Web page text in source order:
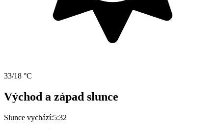
33/18 °C
Východ a západ slunce
Slunce vychází:5:32